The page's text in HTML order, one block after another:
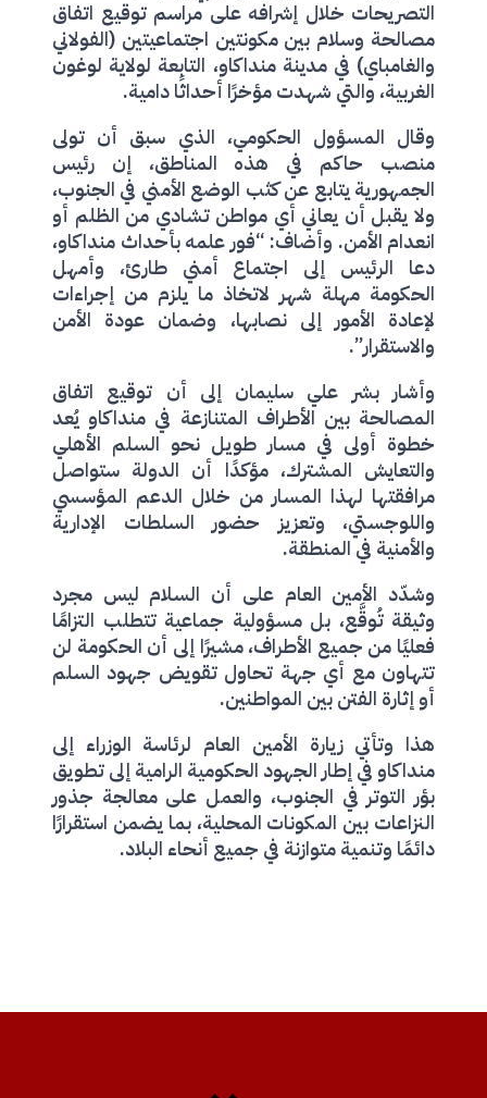
التصريحات خلال إشرافه على مراسم توقيع اتفاق
مصالحة وسلام بين مكونتين اجتماعيتين (الفولاني
والغامباي) في مدينة منداكاو، التابعة لولاية لوغون
الغربية، والتي شهدت مؤخرًا أحداثًا دامية.
وقال المسؤول الحكومي، الذي سبق أن تولى
منصب حاكم في هذه المناطق، إن رئيس
الجمهورية يتابع عن كثب الوضع الأمني في الجنوب،
ولا يقبل أن يعاني أي مواطن تشادي من الظلم أو
انعدام الأمن. وأضاف: “فور علمه بأحداث منداكاو،
دعا الرئيس إلى اجتماع أمني طارئ، وأمهل
الحكومة مهلة شهر لاتخاذ ما يلزم من إجراءات
لإعادة الأمور إلى نصابها، وضمان عودة الأمن
والاستقرار”.
وأشار بشر علي سليمان إلى أن توقيع اتفاق
المصالحة بين الأطراف المتنازعة في منداكاو يُعد
خطوة أولى في مسار طويل نحو السلم الأهلي
والتعايش المشترك، مؤكدًا أن الدولة ستواصل
مرافقتها لهذا المسار من خلال الدعم المؤسسي
واللوجستي، وتعزيز حضور السلطات الإدارية
والأمنية في المنطقة.
وشدّد الأمين العام على أن السلام ليس مجرد
وثيقة تُوقَّع، بل مسؤولية جماعية تتطلب التزامًا
فعليًا من جميع الأطراف، مشيرًا إلى أن الحكومة لن
تتهاون مع أي جهة تحاول تقويض جهود السلم
أو إثارة الفتن بين المواطنين.
هذا وتأتي زيارة الأمين العام لرئاسة الوزراء إلى
منداكاو في إطار الجهود الحكومية الرامية إلى تطويق
بؤر التوتر في الجنوب، والعمل على معالجة جذور
النزاعات بين المكونات المحلية، بما يضمن استقرارًا
دائمًا وتنمية متوازنة في جميع أنحاء البلاد.